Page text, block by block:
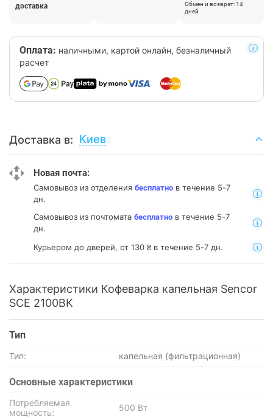
доставка
Обмен и возврат: 14
дней
Оплата: наличными, картой онлайн, безналичный
расчет
Доставка в: Киев
Новая почта:
Самовывоз из отделения бесплатно в течение 5-7
дн.
Самовывоз из почтомата бесплатно в течение 5-7
дн.
Курьером до дверей, от 130 ₴ в течение 5-7 дн.
Характеристики Кофеварка капельная Sencor
SCE 2100BK
Тип
Тип: капельная (фильтрационная)
Основные характеристики
Потребляемая
мощность:
500 Вт